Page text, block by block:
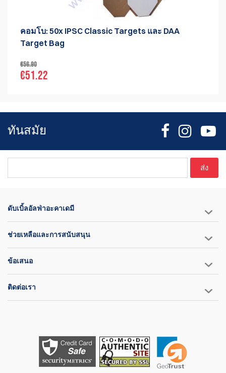
คอมโบ: 50x IPSC Classic Targets และ DAA
Target Bag
€56.90
€51.22
ทันสมัย
ส่ง
ดับเบิ้ลอัลฟ่าอะคาเดมี
ช่วยเหลือและการสนับสนุน
ข้อเสนอ
ติดต่อเรา